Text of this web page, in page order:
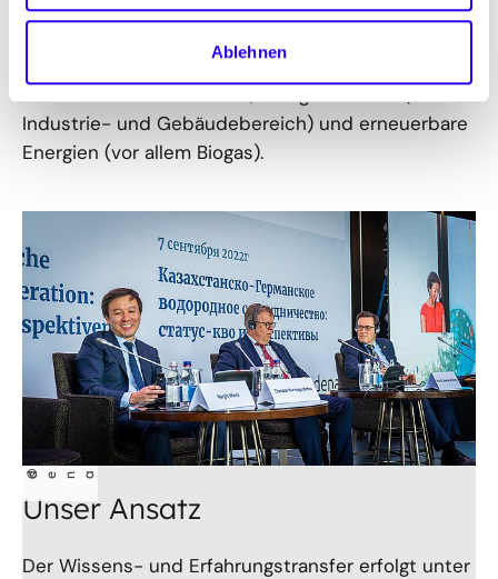
Ablehnen
Projekte. Darüber hinaus unterstützt die dena
und Zivilgesellschaft. Schwerpunktthemen sind
erneuerbarer Wasserstoff, Energieeffizienz (im
Industrie- und Gebäudebereich) und erneuerbare
Energien (vor allem Biogas).
© dena
Unser Ansatz
Der Wissens- und Erfahrungstransfer erfolgt unter